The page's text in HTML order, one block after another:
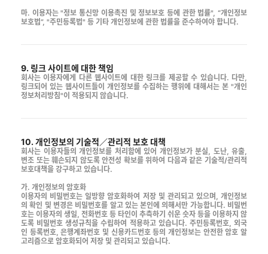
마. 이용자는 "정보 통신망 이용촉진 및 정보보호 등에 관한 법률", “개인정보
보호법”, "주민등록법" 등 기타 개인정보에 관한 법률을 준수하여야 합니다.
9. 링크 사이트에 대한 책임
회사는 이용자에게 다른 웹사이트에 대한 링크를 제공할 수 있습니다. 다만,
링크되어 있는 웹사이트들이 개인정보를 수집하는 행위에 대해서는 본 "개인
정보처리방침"이 적용되지 않습니다.
10. 개인정보의 기술적／관리적 보호 대책
회사는 이용자들의 개인정보를 처리함에 있어 개인정보가 분실, 도난, 유출,
변조 또는 훼손되지 않도록 안전성 확보를 위하여 다음과 같은 기술적/관리적
보호대책을 강구하고 있습니다.
가. 개인정보의 암호화
이용자의 비밀번호는 일방향 암호화하여 저장 및 관리되고 있으며, 개인정보
의 확인 및 변경은 비밀번호를 알고 있는 본인에 의해서만 가능합니다. 비밀번
호는 이용자의 생일, 전화번호 등 타인이 추측하기 쉬운 숫자 등을 이용하지 않
도록 비밀번호 생성규칙을 수립하여 적용하고 있습니다. 주민등록번호, 외국
인 등록번호, 은행계좌번호 및 신용카드번호 등의 개인정보는 안전한 암호 알
고리즘으로 암호화되어 저장 및 관리되고 있습니다.